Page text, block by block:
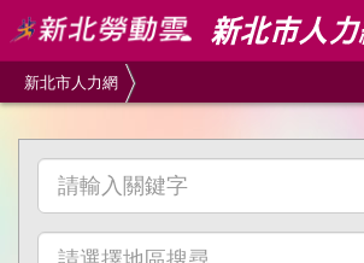
到
要
新北市人力網
入